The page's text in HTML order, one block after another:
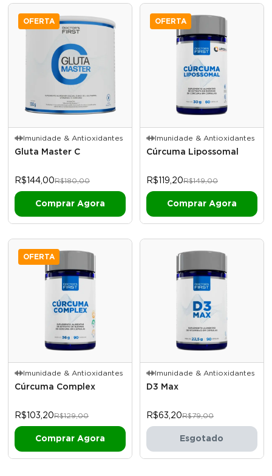
OFERTA
Imunidade & Antioxidantes
Gluta Master C
R$144,00R$180,00
OFERTA
Imunidade & Antioxidantes
Cúrcuma Lipossomal
R$119,20R$149,00
OFERTA
Imunidade & Antioxidantes
Cúrcuma Complex
R$103,20R$129,00
Imunidade & Antioxidantes
D3 Max
R$63,20R$79,00
Esgotado